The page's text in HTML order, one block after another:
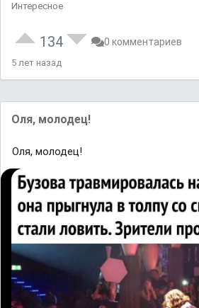
Интересное
134 0 комментариев
5 лет назад
Оля, молодец!
Оля, молодец!